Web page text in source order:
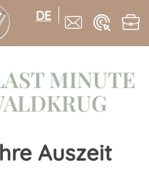
DE
MINUTE
Auszeit